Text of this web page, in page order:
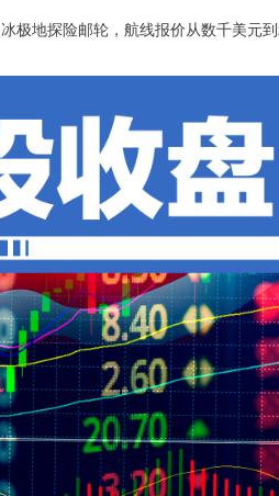
极地探险邮轮，航线报价从数千美元到